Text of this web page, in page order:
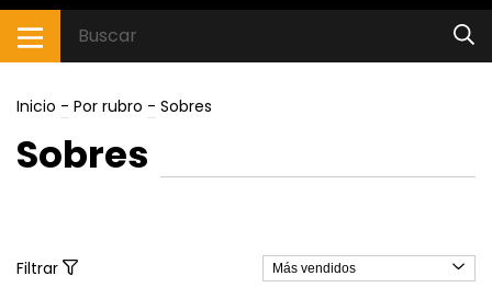
Inicio - Por rubro - Sobres
Sobres
Filtrar